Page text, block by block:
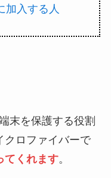
加入する人
末を保護する役割
クロファイバーで
てくれます。